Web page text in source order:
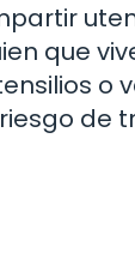
que
o
de